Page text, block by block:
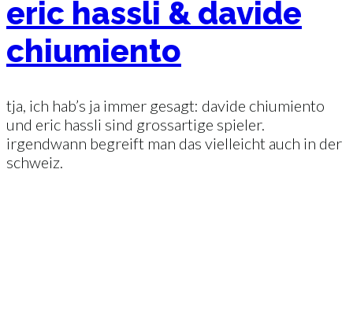
eric hassli & davide
chiumiento
tja, ich hab’s ja immer gesagt: davide chiumiento
und eric hassli sind grossartige spieler.
irgendwann begreift man das vielleicht auch in der
schweiz.